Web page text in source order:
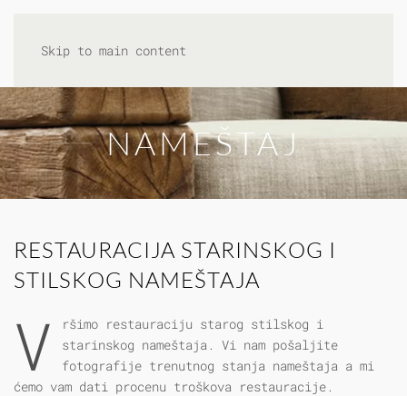
Skip to main content
NAMEŠTAJ
RESTAURACIJA STARINSKOG I
STILSKOG NAMEŠTAJA
V
ršimo restauraciju starog stilskog i
starinskog nameštaja. Vi nam pošaljite
fotografije trenutnog stanja nameštaja a mi
ćemo vam dati procenu troškova restauracije.